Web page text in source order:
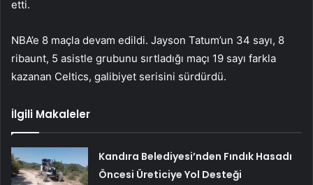
etti.
NBA’e 8 maçla devam edildi. Jayson Tatum’un 34 sayı, 8
ribaunt, 5 asistle grubunu sırtladığı maçı 19 sayı farkla
kazanan Celtics, galibiyet serisini sürdürdü.
İlgili Makaleler
Kandıra Belediyesi’nden Fındık Hasadı
Öncesi Üreticiye Yol Desteği